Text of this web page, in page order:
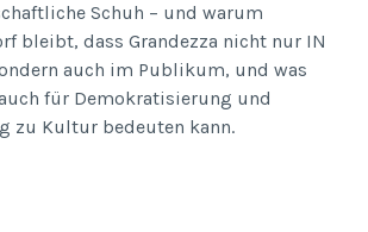
Schuh – und warum
bleibt, dass Grandezza nicht nur IN
auch im Publikum, und was
für Demokratisierung und
zu Kultur bedeuten kann.